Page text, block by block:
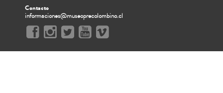
Contacto
informaciones@museoprecolombino.cl